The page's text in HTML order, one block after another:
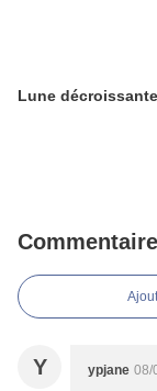
Lune décroissante
Y ypjane 08/